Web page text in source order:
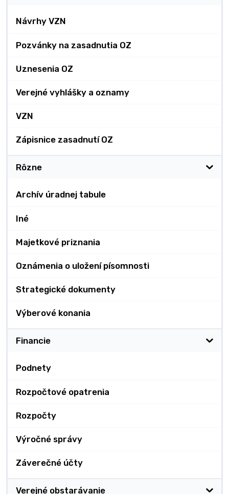
Návrhy VZN
Pozvánky na zasadnutia OZ
Uznesenia OZ
Verejné vyhlášky a oznamy
VZN
Zápisnice zasadnutí OZ
Rôzne
Archív úradnej tabule
Iné
Majetkové priznania
Oznámenia o uložení písomnosti
Strategické dokumenty
Výberové konania
Financie
Podnety
Rozpočtové opatrenia
Rozpočty
Výročné správy
Záverečné účty
Verejné obstarávanie